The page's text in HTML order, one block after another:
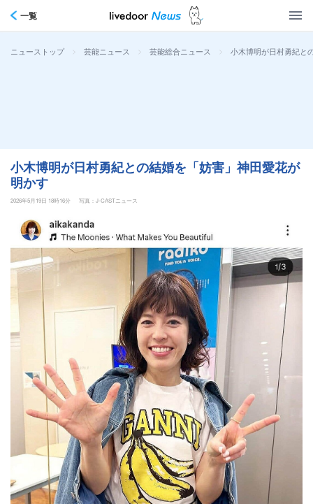
一覧
ニューストップ > 芸能ニュース > 芸能総合ニュース > 小木博明が日村勇紀と
小木博明が日村勇紀との結婚を「妨害」神田愛花が
明かす
2026年5月19日 18時16分 写真：J-CASTニュース